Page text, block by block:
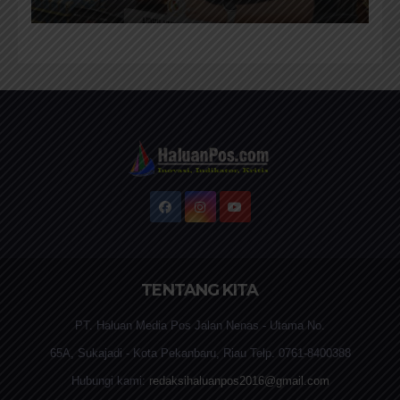
Terbaik Kepada Masyarakat
TENTANG KITA
PT. Haluan Media Pos Jalan Nenas - Utama No.
65A, Sukajadi - Kota Pekanbaru, Riau Telp. 0761-8400388
Hubungi kami: redaksihaluanpos2016@gmail.com